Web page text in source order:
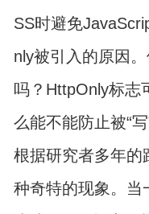
SS时避免
nly被引入的原因
吗？HttpOnly标志
么能不能防止被“
根据研究者多年的
种奇特的现象。当